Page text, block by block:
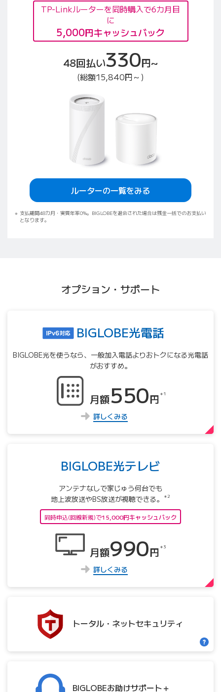
TP-Linkルーターを同時購入で6カ月目
に
5,000円キャッシュバック
48回払い330円~
(総額15,840円～)
ルーターの一覧をみる
支払期間48カ月・実質年率0%。BIGLOBEを退会された場合は残金一括でのお支払い
となります。
オプション・サポート
BIGLOBE光電話
BIGLOBE光を使うなら、⼀般加⼊電話よりおトクになる光電話
がおすすめ。
月額550円 ＊1
詳しくみる
BIGLOBE光テレビ
アンテナなしで家じゅう何台でも
地上波放送やBS放送が視聴できる。
＊2
同時申込(回線新規)で15,000円キャッシュバック
月額990円 ＊3
詳しくみる
トータル・ ネットセキュリティ
BIGLOBEお助けサポート＋